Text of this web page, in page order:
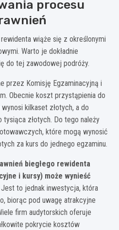
procesu
wiąże się z określonymi
Warto je dokładnie
do tej zawodowej podróży.
przez Komisję Egzaminacyjną i
Obecnie koszt przystąpienia do
kilkaset złotych, a do
tysiąca złotych. Do tego należy
które mogą wynosić
za kurs do jednego egzaminu.
biegłego rewidenta
i kursy) może wynieść
to jednak inwestycja, która
biorąc pod uwagę atrakcyjne
firm audytorskich oferuje
pokrycie kosztów